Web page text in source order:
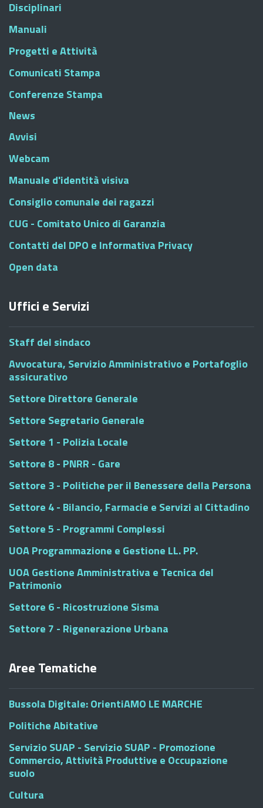
Disciplinari
Manuali
Progetti e Attività
Comunicati Stampa
Conferenze Stampa
News
Avvisi
Webcam
Manuale d'identità visiva
Consiglio comunale dei ragazzi
CUG - Comitato Unico di Garanzia
Contatti del DPO e Informativa Privacy
Open data
Uffici e Servizi
Staff del sindaco
Avvocatura, Servizio Amministrativo e Portafoglio
assicurativo
Settore Direttore Generale
Settore Segretario Generale
Settore 1 - Polizia Locale
Settore 8 - PNRR - Gare
Settore 3 - Politiche per il Benessere della Persona
Settore 4 - Bilancio, Farmacie e Servizi al Cittadino
Settore 5 - Programmi Complessi
UOA Programmazione e Gestione LL. PP.
UOA Gestione Amministrativa e Tecnica del
Patrimonio
Settore 6 - Ricostruzione Sisma
Settore 7 - Rigenerazione Urbana
Aree Tematiche
Bussola Digitale: OrientiAMO LE MARCHE
Politiche Abitative
Servizio SUAP - Servizio SUAP - Promozione
Commercio, Attività Produttive e Occupazione
suolo
Cultura